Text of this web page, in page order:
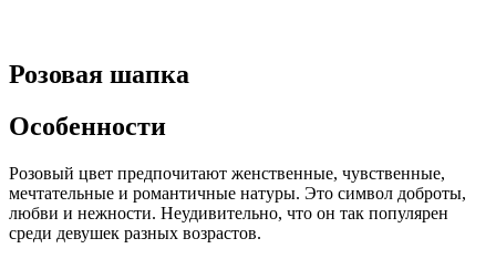
Розовая шапка
Особенности
Розовый цвет предпочитают женственные, чувственные,
мечтательные и романтичные натуры. Это символ доброты,
любви и нежности. Неудивительно, что он так популярен
среди девушек разных возрастов.